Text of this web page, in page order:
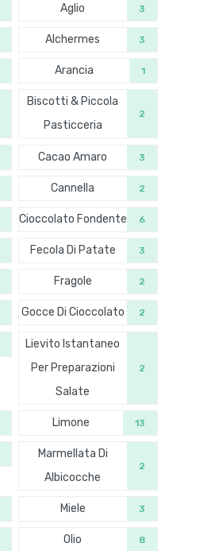
Aglio 3
Alchermes 3
Arancia 1
Biscotti & Piccola
Pasticceria
2
Cacao Amaro 3
Cannella 2
Cioccolato Fondente 6
Fecola Di Patate 3
Fragole 2
Gocce Di Cioccolato 2
Lievito Istantaneo
Per Preparazioni
Salate
2
Limone 13
Marmellata Di
Albicocche
2
Miele 3
Olio 8